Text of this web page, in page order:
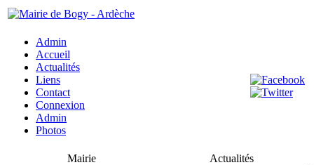
Admin
Accueil
Actualités
Liens
Contact
Connexion
Admin
Photos
Mairie
Actualités